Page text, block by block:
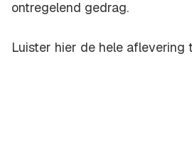
ontregelend gedrag.
Luister hier de hele aflevering